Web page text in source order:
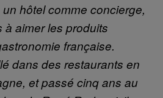
hôtel comme concierge,
à aimer les produits
française.
dans des restaurants en
et passé cinq ans au